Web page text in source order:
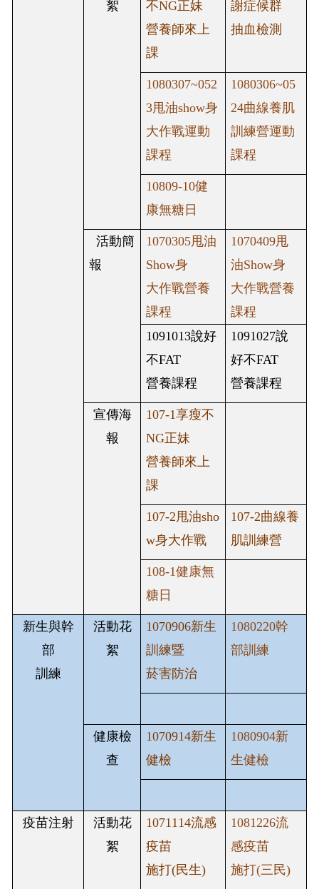
絮
不NG正妹
營養師來上
課
謝症候群
抽血檢測
1080307~052
3甩油show身
大作戰運動
課程
1080306~05
24曲線養肌
訓練營運動
課程
10809-10健
康無糖日
活動簡
報
1070305甩油
Show身
大作戰營養
課程
1070409甩
油Show身
大作戰營養
課程
1091013說好
不FAT
營養課程
1091027說
好不FAT
營養課程
宣傳海
報
107-1享瘦不
NG正妹
營養師來上
課
107-2甩油sho
w身大作戰
107-2曲線養
肌訓練營
108-1健康無
糖日
新生與幹
部
訓練
活動花
絮
1070906新生
訓練暨
菸害防治
1080220幹
部訓練
健康檢
查
1070914新生
健檢
1080904新
生健檢
疫苗注射
活動花
絮
1071114流感
疫苗
施打(民生)
1081226流
感疫苗
施打(三民)